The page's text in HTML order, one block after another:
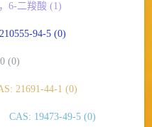
6-二羧酸 (1)
94-5 (0)
(0)
21691-44-1 (0)
CAS: 19473-49-5 (0)